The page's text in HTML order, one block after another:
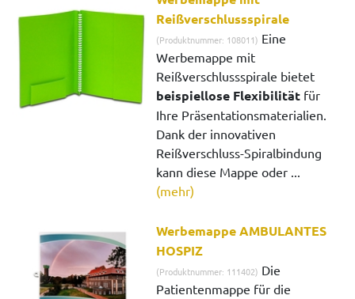
Reißverschlussspirale
(Produktnummer: 108011) Eine
Werbemappe mit
Reißverschlussspirale bietet
beispiellose Flexibilität für
Ihre Präsentationsmaterialien.
Dank der innovativen
Reißverschluss-Spiralbindung
kann diese Mappe oder ...
(mehr)
Werbemappe AMBULANTES
HOSPIZ
(Produktnummer: 111402) Die
Patientenmappe für die